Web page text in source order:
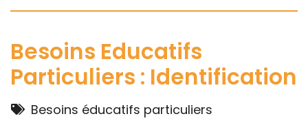
Besoins Educatifs
Particuliers : Identification
Besoins éducatifs particuliers